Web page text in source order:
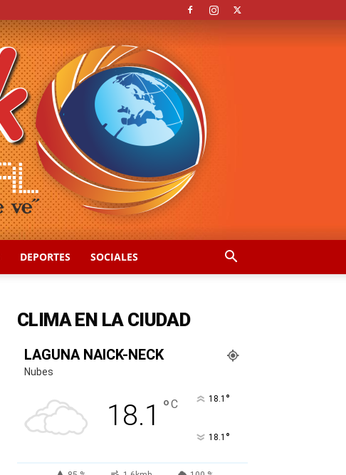
DEPORTES SOCIALES
CLIMA EN LA CIUDAD
LAGUNA NAICK-NECK
Nubes
18.1 °C 18.1 °
18.1 °